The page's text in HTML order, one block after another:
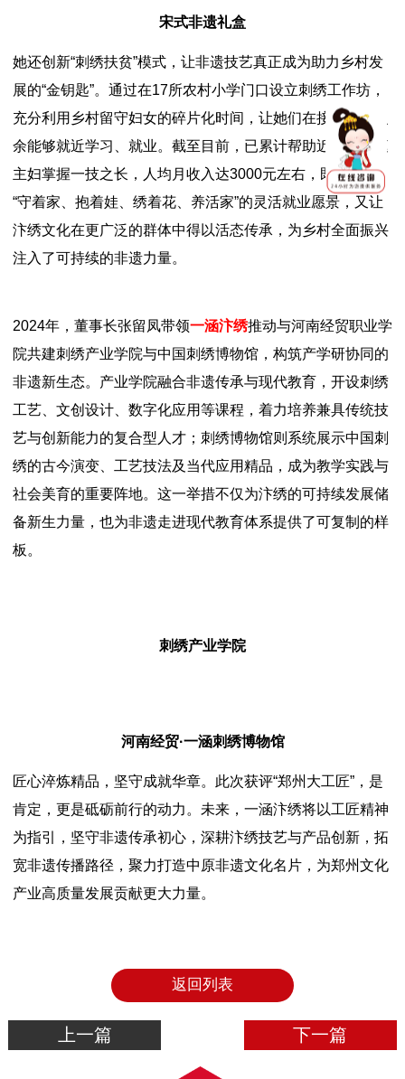
宋式非遗礼盒
她还创新“刺绣扶贫”模式，让非遗技艺真正成为助力乡村发
展的“金钥匙”。通过在17所农村小学门口设立刺绣工作坊，
充分利用乡村留守妇女的碎片化时间，让她们在接送孩子之
余能够就近学习、就业。截至目前，已累计帮助近千名家庭
主妇掌握一技之长，人均月收入达3000元左右，既实现了
“守着家、抱着娃、绣着花、养活家”的灵活就业愿景，又让
汴绣文化在更广泛的群体中得以活态传承，为乡村全面振兴
注入了可持续的非遗力量。
2024年，董事长张留凤带领一涵汴绣推动与河南经贸职业学
院共建刺绣产业学院与中国刺绣博物馆，构筑产学研协同的
非遗新生态。产业学院融合非遗传承与现代教育，开设刺绣
工艺、文创设计、数字化应用等课程，着力培养兼具传统技
艺与创新能力的复合型人才；刺绣博物馆则系统展示中国刺
绣的古今演变、工艺技法及当代应用精品，成为教学实践与
社会美育的重要阵地。这一举措不仅为汴绣的可持续发展储
备新生力量，也为非遗走进现代教育体系提供了可复制的样
板。
刺绣产业学院
河南经贸·一涵刺绣博物馆
匠心淬炼精品，坚守成就华章。此次获评“郑州大工匠”，是
肯定，更是砥砺前行的动力。未来，一涵汴绣将以工匠精神
为指引，坚守非遗传承初心，深耕汴绣技艺与产品创新，拓
宽非遗传播路径，聚力打造中原非遗文化名片，为郑州文化
产业高质量发展贡献更大力量。
返回列表
上一篇 下一篇